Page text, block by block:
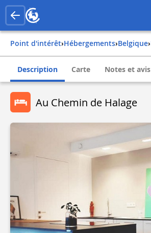
Point d'intérêt› Hébergements› belgique›
Description Carte Notes et avis
Au Chemin de Halage